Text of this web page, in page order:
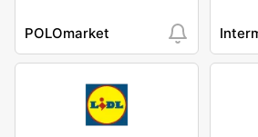
POLOmarket